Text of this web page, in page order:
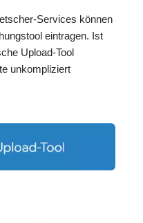
Services können
eintragen. Ist
Upload-Tool
unkompliziert